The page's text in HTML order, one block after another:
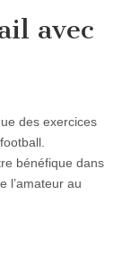
avec
des exercices
bénéfique dans
l’amateur au